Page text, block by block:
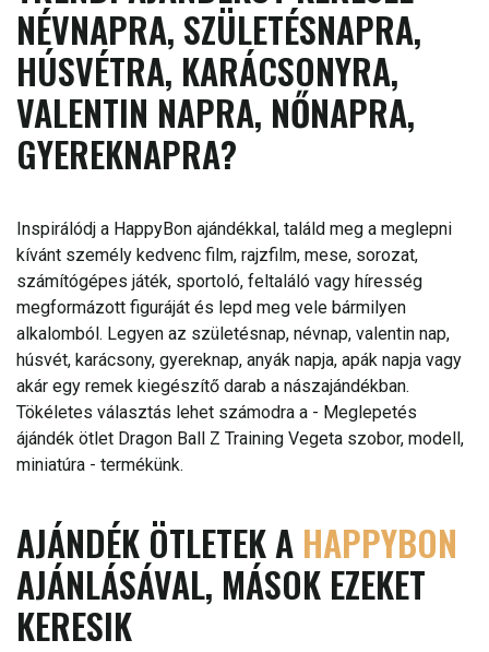
NÉVNAPRA, SZÜLETÉSNAPRA,
HÚSVÉTRA, KARÁCSONYRA,
VALENTIN NAPRA, NŐNAPRA,
GYEREKNAPRA?
Inspirálódj a HappyBon ajándékkal, találd meg a meglepni
kívánt személy kedvenc film, rajzfilm, mese, sorozat,
számítógépes játék, sportoló, feltaláló vagy híresség
megformázott figuráját és lepd meg vele bármilyen
alkalomból. Legyen az születésnap, névnap, valentin nap,
húsvét, karácsony, gyereknap, anyák napja, apák napja vagy
akár egy remek kiegészítő darab a nászajándékban.
Tökéletes választás lehet számodra a - Meglepetés
ájándék ötlet Dragon Ball Z Training Vegeta szobor, modell,
miniatúra - termékünk.
AJÁNDÉK ÖTLETEK A HAPPYBON
AJÁNLÁSÁVAL, MÁSOK EZEKET
KERESIK